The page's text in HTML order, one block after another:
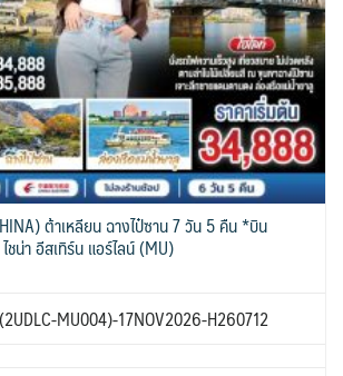
ต้าเหลียน ฉางไป๋ซาน 7 วัน 5 คืน *บิน
น่า อีสเทิร์น แอร์ไลน์ (MU)
MU004)-17NOV2026-H260712